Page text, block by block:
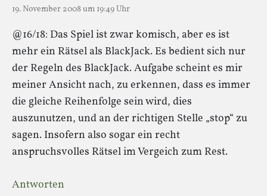
19. November 2008 um 19:49 Uhr
@16/18: Das Spiel ist zwar komisch, aber es ist
mehr ein Rätsel als BlackJack. Es bedient sich nur
der Regeln des BlackJack. Aufgabe scheint es mir
meiner Ansicht nach, zu erkennen, dass es immer
die gleiche Reihenfolge sein wird, dies
auszunutzen, und an der richtigen Stelle „stop“ zu
sagen. Insofern also sogar ein recht
anspruchsvolles Rätsel im Vergeich zum Rest.
Antworten